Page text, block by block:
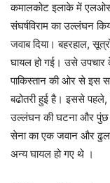
कमालकोट इलाके में एलओसी
संघर्षविराम का उल्लंघन
जवाब दिया। बहरहाल,
घायल हो गई। उसे उपचार
पाकिस्तान की ओर से इस
बढोतरी हुई है। इससे पहले,
उल्लंघन की घटना और पुंछ
सेना का एक जवान और
अन्य घायल हो गए थे ।